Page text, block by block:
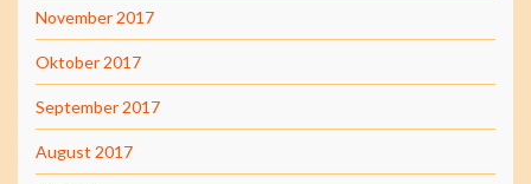
November 2017
Oktober 2017
September 2017
August 2017